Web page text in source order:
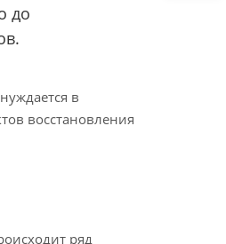
до
в
восстановления
ряд